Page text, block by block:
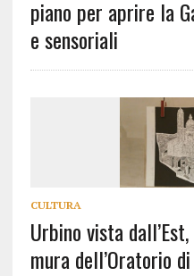
piano per aprire la
e sensoriali
CULTURA
Urbino vista
mura dell’Oratorio